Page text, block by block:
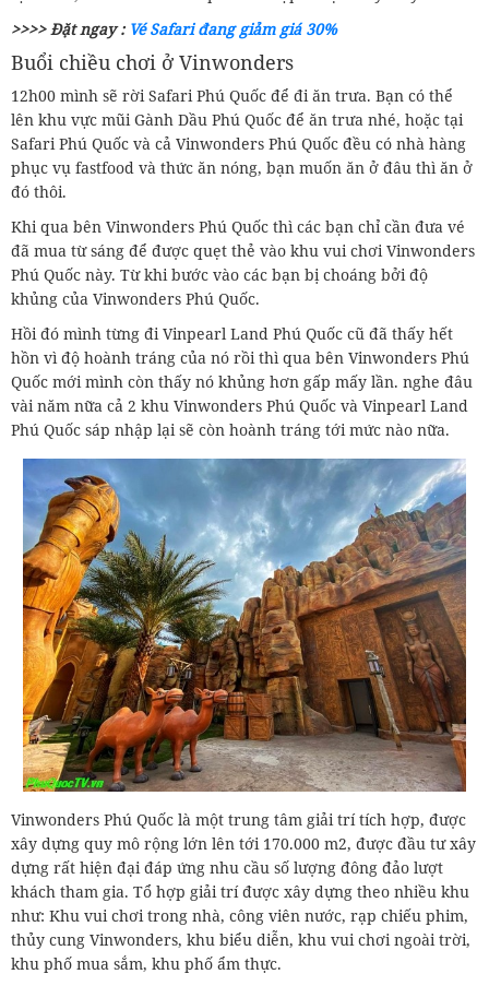
>>>> Đặt ngay : Vé Safari đang giảm giá 30%
Buổi chiều chơi ở Vinwonders
12h00 mình sẽ rời Safari Phú Quốc để đi ăn trưa. Bạn có thể
lên khu vực mũi Gành Dầu Phú Quốc để ăn trưa nhé, hoặc tại
Safari Phú Quốc và cả Vinwonders Phú Quốc đều có nhà hàng
phục vụ fastfood và thức ăn nóng, bạn muốn ăn ở đâu thì ăn ở
đó thôi.
Khi qua bên Vinwonders Phú Quốc thì các bạn chỉ cần đưa vé
đã mua từ sáng để được quẹt thẻ vào khu vui chơi Vinwonders
Phú Quốc này. Từ khi bước vào các bạn bị choáng bởi độ
khủng của Vinwonders Phú Quốc.
Hồi đó mình từng đi Vinpearl Land Phú Quốc cũ đã thấy hết
hồn vì độ hoành tráng của nó rồi thì qua bên Vinwonders Phú
Quốc mới mình còn thấy nó khủng hơn gấp mấy lần. nghe đâu
vài năm nữa cả 2 khu Vinwonders Phú Quốc và Vinpearl Land
Phú Quốc sáp nhập lại sẽ còn hoành tráng tới mức nào nữa.
Vinwonders Phú Quốc là một trung tâm giải trí tích hợp, được
xây dựng quy mô rộng lớn lên tới 170.000 m2, được đầu tư xây
dựng rất hiện đại đáp ứng nhu cầu số lượng đông đảo lượt
khách tham gia. Tổ hợp giải trí được xây dựng theo nhiều khu
như: Khu vui chơi trong nhà, công viên nước, rạp chiếu phim,
thủy cung Vinwonders, khu biểu diễn, khu vui chơi ngoài trời,
khu phố mua sắm, khu phố ẩm thực.